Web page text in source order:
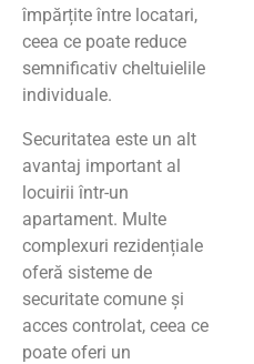
împărțite între locatari,
ceea ce poate reduce
semnificativ cheltuielile
individuale.
Securitatea este un alt
avantaj important al
locuirii într-un
apartament. Multe
complexuri rezidențiale
oferă sisteme de
securitate comune și
acces controlat, ceea ce
poate oferi un